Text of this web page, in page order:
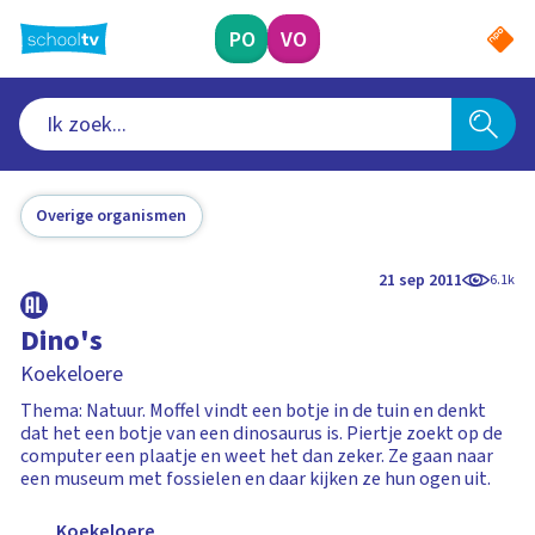
naar
hoofdinhoud
PO VO
Overige organismen
21 sep 2011 6.1k
Dino's
Koekeloere
Thema: Natuur. Moffel vindt een botje in de tuin en denkt
dat het een botje van een dinosaurus is. Piertje zoekt op de
computer een plaatje en weet het dan zeker. Ze gaan naar
een museum met fossielen en daar kijken ze hun ogen uit.